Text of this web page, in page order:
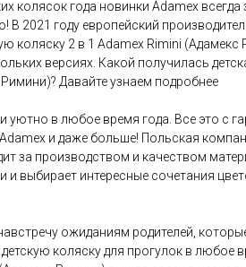
колясок года новинки Adamex
В 2021 году европейский
коляску 2 в 1 Adamex Rimini (Адамекс
версиях. Какой получилась
Давайте узнаем подробнее
уютно в любое время года. Все это с
и даже больше! Польская
за производством и качеством
и выбирает интересные сочетания
ожиданиям родителей,
коляску для прогулок в любое